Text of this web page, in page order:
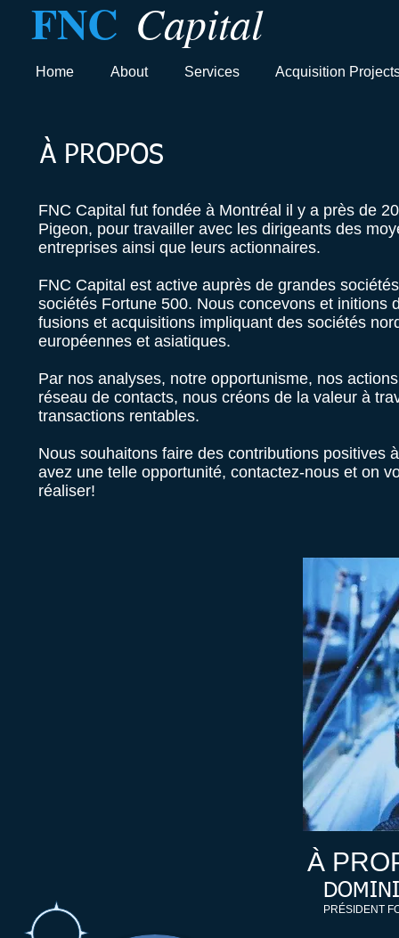
Capital
FNC
Home About Services Acquisition
À PROPOS
FNC Capital fut fondée à Montréal il y a près de
Pigeon, pour travailler avec les dirigeants des
entreprises ainsi que leurs actionnaires.
FNC Capital est active auprès de grandes
sociétés Fortune 500. Nous concevons et initions
fusions et acquisitions impliquant des sociétés
européennes et asiatiques.
Par nos analyses, notre opportunisme, nos
réseau de contacts, nous créons de la valeur à
transactions rentables.
Nous souhaitons faire des contributions positives
avez une telle opportunité, contactez-nous et on
réaliser!
À
PRÉSIDENT